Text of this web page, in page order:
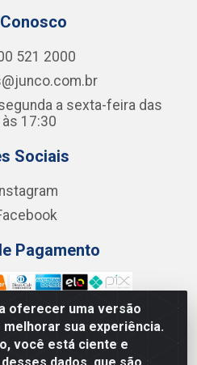
oferecer uma versão
sua experiência.
você está ciente e
521 2000
a sexta-feira das
às 17:30
Sociais
Instagram
Pagamento
Ltda - R. Lineu Anterino
Uberlândia - MG CEP